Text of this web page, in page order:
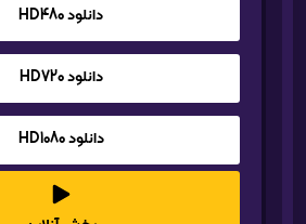
دانلود HD480
دانلود HD720
دانلود HD1080